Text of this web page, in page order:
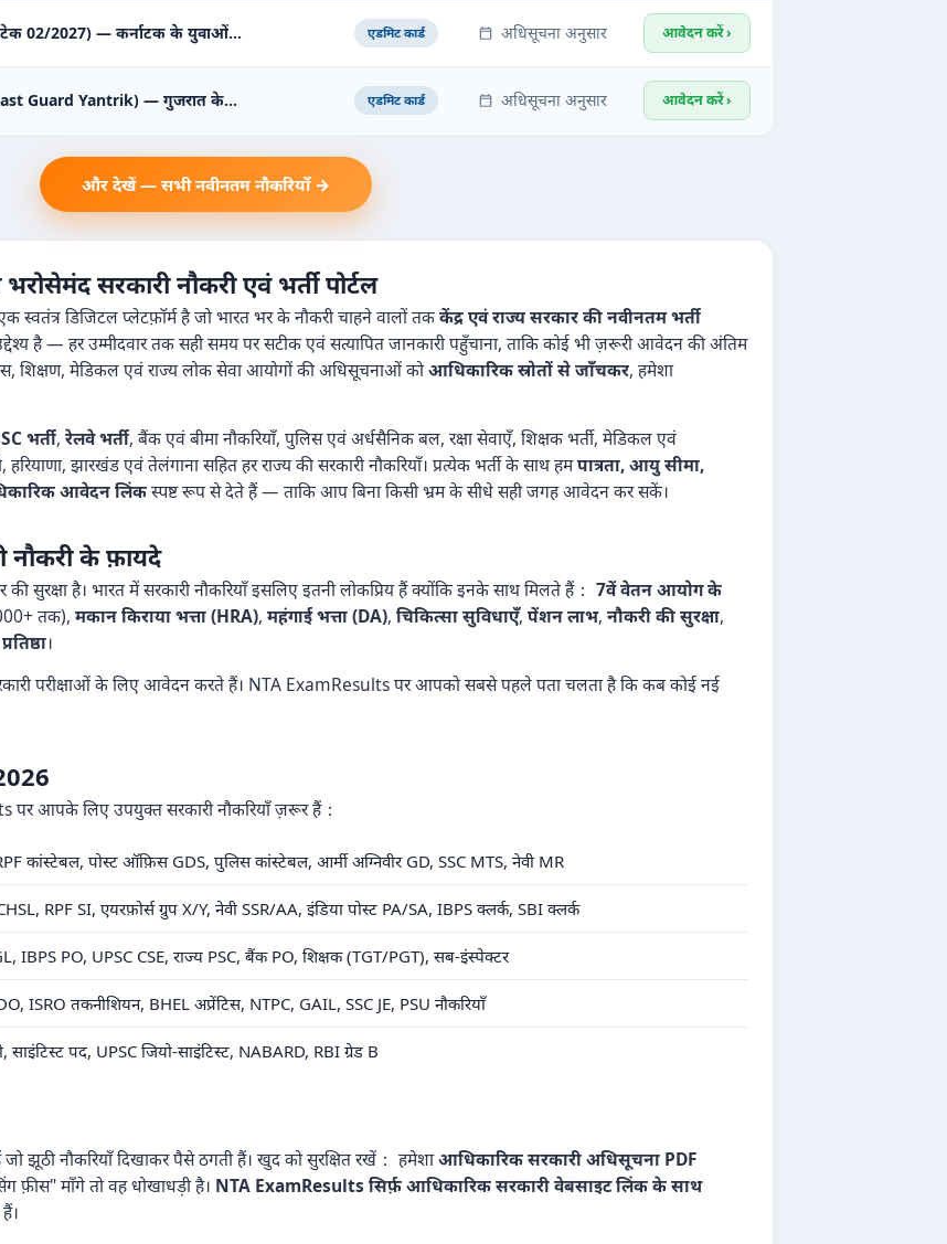
02/2027) — कर्नाटक के युवाओं… एडमिट कार्ड अधिसूचना अनुसार आवेदन करें ›
Guard Yantrik) — गुजरात के… एडमिट कार्ड अधिसूचना अनुसार आवेदन करें ›
और देखें — सभी नवीनतम नौकरियाँ →
सरकारी नौकरी एवं भर्ती पोर्टल
डिजिटल प्लेटफ़ॉर्म है जो भारत भर के नौकरी चाहने वालों तककेंद्र एवं राज्य सरकार की नवीनतम भर्ती
है — हर उम्मीदवार तक सही समय पर सटीक एवं सत्यापित जानकारी पहुँचाना, ताकि कोई भी ज़रूरी आवेदन की अंतिम
शिक्षण, मेडिकल एवं राज्य लोक सेवा आयोगों की अधिसूचनाओं कोआधिकारिक स्रोतों से जाँचकर, हमेशा
भर्ती, रेलवे भर्ती, बैंक एवं बीमा नौकरियाँ, पुलिस एवं अर्धसैनिक बल, रक्षा सेवाएँ, शिक्षक भर्ती, मेडिकल एवं
हरियाणा, झारखंड एवं तेलंगाना सहित हर राज्य की सरकारी नौकरियाँ। प्रत्येक भर्ती के साथ हमपात्रता, आयु सीमा,
आवेदन लिंकस्पष्ट रूप से देते हैं — ताकि आप बिना किसी भ्रम के सीधे सही जगह आवेदन कर सकें।
नौकरी के फ़ायदे
सुरक्षा है। भारत में सरकारी नौकरियाँ इसलिए इतनी लोकप्रिय हैं क्योंकि इनके साथ मिलते हैं： 7वें वेतन आयोग के
तक), मकान किराया भत्ता (HRA), महंगाई भत्ता (DA), चिकित्सा सुविधाएँ, पेंशन लाभ, नौकरी की सुरक्षा,
।
परीक्षाओं के लिए आवेदन करते हैं। NTA ExamResults पर आपको सबसे पहले पता चलता है कि कब कोई नई
पर आपके लिए उपयुक्त सरकारी नौकरियाँ ज़रूर हैं：
कांस्टेबल, पोस्ट ऑफ़िस GDS, पुलिस कांस्टेबल, आर्मी अग्निवीर GD, SSC MTS, नेवी MR
RPF SI, एयरफ़ोर्स ग्रुप X/Y, नेवी SSR/AA, इंडिया पोस्ट PA/SA, IBPS क्लर्क, SBI क्लर्क
IBPS PO, UPSC CSE, राज्य PSC, बैंक PO, शिक्षक (TGT/PGT), सब-इंस्पेक्टर
ISRO तकनीशियन, BHEL अप्रेंटिस, NTPC, GAIL, SSC JE, PSU नौकरियाँ
साइंटिस्ट पद, UPSC जियो-साइंटिस्ट, NABARD, RBI ग्रेड B
झूठी नौकरियाँ दिखाकर पैसे ठगती हैं। खुद को सुरक्षित रखें： हमेशाआधिकारिक सरकारी अधिसूचना PDF
फ़ीस" माँगे तो वह धोखाधड़ी है। NTA ExamResults सिर्फ़ आधिकारिक सरकारी वेबसाइट लिंक के साथ